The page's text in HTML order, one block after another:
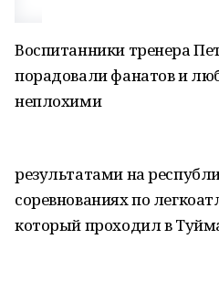
Воспитанники тренера
порадовали фанатов и
неплохими
результатами на
соревнованиях по
который проходил в